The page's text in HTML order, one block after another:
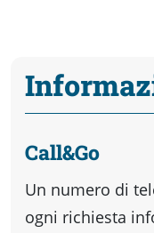
Call&Go
Un numero di
ogni richiesta